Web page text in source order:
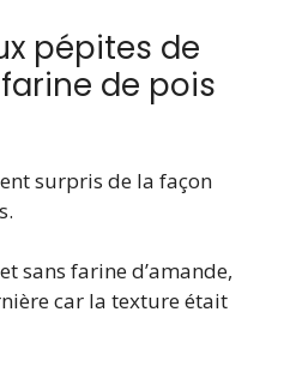
pépites de
de pois
surpris de la façon
sans farine d’amande,
car la texture était